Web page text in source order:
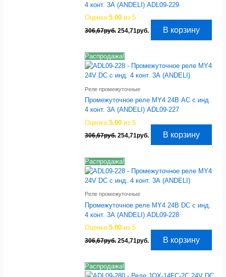
4 конт. 3А (ANDELI) ADL09-229
Оценка5.00 из 5
306,67руб. Первоначальная
306,67руб..
254,71руб. ТекущаяВ корзину
Распродажа!
Реле промежуточные
Промежуточное реле MY4 24В AC с инд.
4 конт. 3А (ANDELI) ADL09-227
Оценка5.00 из 5
306,67руб. Первоначальная
306,67руб..
254,71руб. ТекущаяВ корзину
Распродажа!
Реле промежуточные
Промежуточное реле MY4 24В DC с инд.
4 конт. 3А (ANDELI) ADL09-228
Оценка5.00 из 5
306,67руб. Первоначальная
306,67руб..
254,71руб. ТекущаяВ корзину
Распродажа!